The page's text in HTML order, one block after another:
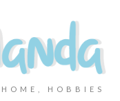
HOBBIES